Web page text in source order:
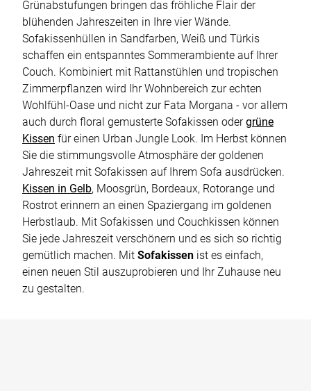
Grünabstufungen bringen das fröhliche Flair der
blühenden Jahreszeiten in Ihre vier Wände.
Sofakissenhüllen in Sandfarben, Weiß und Türkis
schaffen ein entspanntes Sommerambiente auf Ihrer
Couch. Kombiniert mit Rattanstühlen und tropischen
Zimmerpflanzen wird Ihr Wohnbereich zur echten
Wohlfühl-Oase und nicht zur Fata Morgana - vor allem
auch durch floral gemusterte Sofakissen odergrüne
Kissen für einen Urban Jungle Look. Im Herbst können
Sie die stimmungsvolle Atmosphäre der goldenen
Jahreszeit mit Sofakissen auf Ihrem Sofa ausdrücken.
Kissen in Gelb, Moosgrün, Bordeaux, Rotorange und
Rostrot erinnern an einen Spaziergang im goldenen
Herbstlaub. Mit Sofakissen und Couchkissen können
Sie jede Jahreszeit verschönern und es sich so richtig
gemütlich machen. Mit Sofakissen ist es einfach,
einen neuen Stil auszuprobieren und Ihr Zuhause neu
zu gestalten.